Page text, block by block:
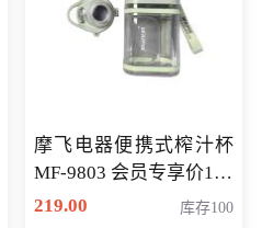
摩飞电器便携式榨汁杯
MF-9803 会员专享价138
元
219.00 库存100